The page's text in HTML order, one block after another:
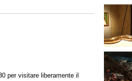
per visitare liberamente il